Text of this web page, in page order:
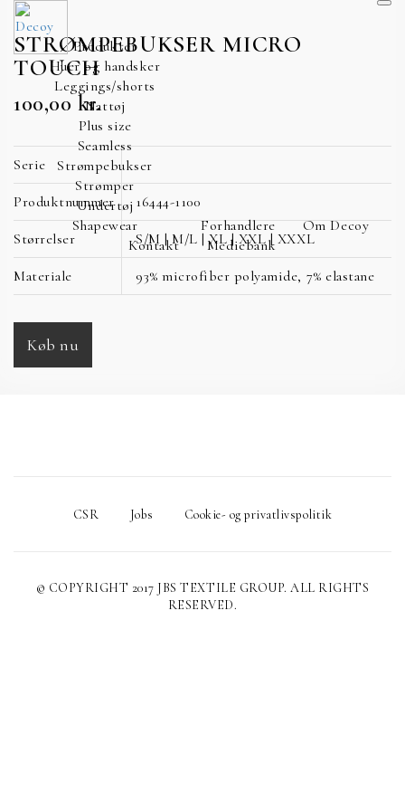
Produkter
Huer og handsker
Leggings/shorts
Nattøj
Plus size
Seamless
Strømpebukser
Strømper
Undertøj
Shapewear
Forhandlere
Om Decoy
Kontakt
Mediebank
STRØMPEBUKSER MICRO
TOUCH
100,00 kr.
Serie
Produktnummer 16444-1100
Størrelser S/M | M/L | XL | XXL | XXXL
Materiale 93% microfiber polyamide, 7% elastane
Køb nu
CSR Jobs Cookie- og privatlivspolitik
© COPYRIGHT 2017 JBS TEXTILE GROUP. ALL RIGHTS
RESERVED.